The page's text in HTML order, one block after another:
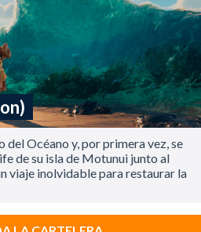
del Océano y, por primera vez, se
de su isla de Motunui junto al
viaje inolvidable para restaurar la